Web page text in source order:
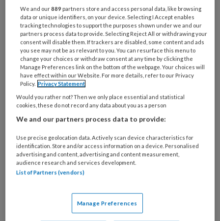
als diabetes type 2 en hart- en vaatziekten
waarbij de preventieve rol van voeding
wetenschappelijk aangetoond is. Ook voor
reuma zijn er aanwijzingen dat voeding invloed
heeft op het beloop.
Voeding en reuma.
7 (27)(PDF)
di�tist Marieke Stapert Reumatische voet
Webredactie
We and our889 partners store and access personal data, like browsing
data or unique identifiers, on your device. Selecting I Accept enables
tracking technologies to support the purposes shown under we and our
partners process data to provide. Selecting Reject All or withdrawing your
consent will disable them. If trackers are disabled, some content and ads
you see may not be as relevant to you. You can resurface this menu to
change your choices or withdraw consent at any time by clicking the
Manage Preferences link on the bottom of the webpage. Your choices will
have effect within our Website. For more details, refer to our Privacy
Policy. Privacy Statement
Would you rather not? Then we only place essential and statistical
cookies, these do not record any data about you as a person
We and our partners process data to provide:
Use precise geolocation data. Actively scan device characteristics for
identification. Store and/or access information on a device. Personalised
advertising and content, advertising and content measurement,
audience research and services development.
List of Partners (vendors)
Manage Preferences